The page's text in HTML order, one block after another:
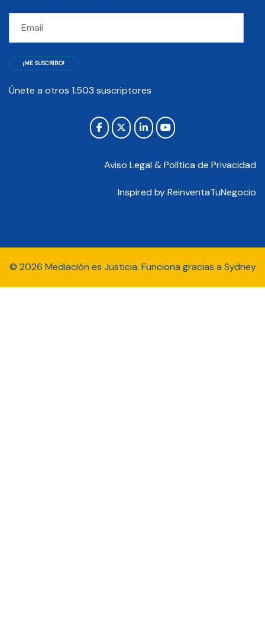
¡ME SUSCRIBO!
Únete a otros 1.503 suscriptores
Aviso Legal & Política de Privacidad
Inspired byReinventaTuNegocio
© 2026 Mediación es Justicia. Funciona gracias aSydney